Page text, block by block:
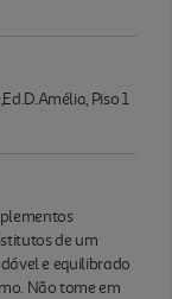
Piso 1
de um
e equilibrado
Não tome em